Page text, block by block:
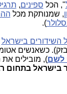
", הכל ספינים,
, שמנותקת מכל
).
השידורים בישראל
כשאנשים
לשם), מובילים את
בישראל בתחום